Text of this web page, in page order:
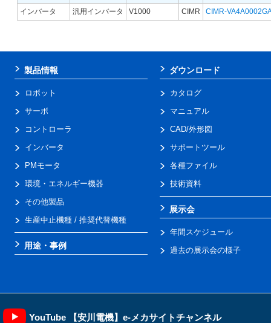
インバータ
汎用インバータ V1000 CIMR CIMR-
製品情報
ロボット
サーボ
コントローラ
インバータ
PMモータ
環境・エネルギー機器
その他製品
生産中止機種 / 推奨代替機種
用途・事例
ダウンロード
カタログ
マニュアル
CAD/外形図
サポートツール
各種ファイル
技術資料
展示会
年間スケジュール
過去の展示会の様子
YouTube 【安川電機】e-メカサイトチャンネル